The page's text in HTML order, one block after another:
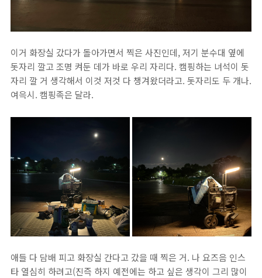
이거 화장실 갔다가 돌아가면서 찍은 사진인데, 저기 분수대 옆에
돗자리 깔고 조명 켜둔 데가 바로 우리 자리다. 캠핑하는 녀석이 돗
자리 깔 거 생각해서 이것 저것 다 챙겨왔더라고. 돗자리도 두 개나.
여윽시. 캠핑족은 달라.
애들 다 담배 피고 화장실 간다고 갔을 때 찍은 거. 나 요즈음 인스
타 열심히 하려고(진즉 하지 예전에는 하고 싶은 생각이 그리 많이